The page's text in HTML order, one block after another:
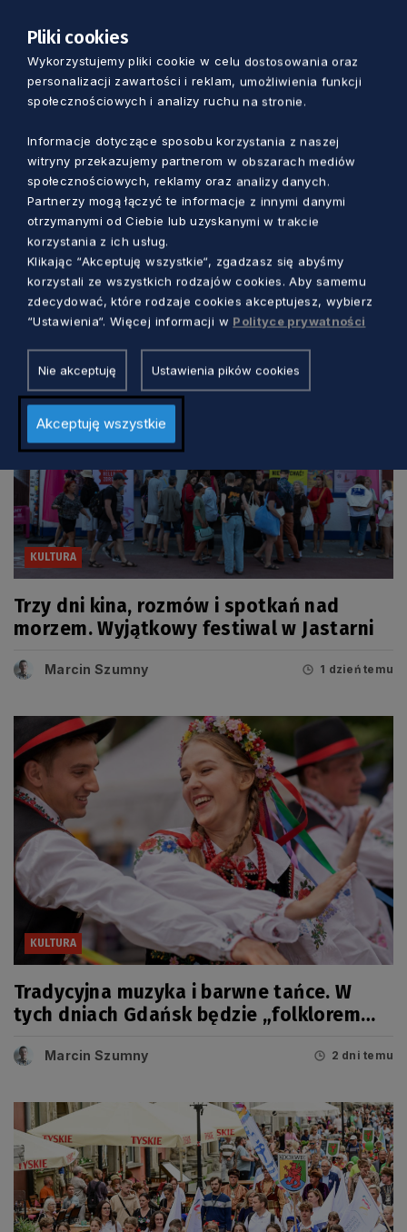
Zobacz również
KULTURA
Trzy dni kina, rozmów i spotkań nad
morzem. Wyjątkowy festiwal w Jastarni
Marcin Szumny 1 dzień temu
KULTURA
Tradycyjna muzyka i barwne tańce. W
tych dniach Gdańsk będzie „folklorem
Marcin Szumny 2 dni temu
Pliki cookies
Wykorzystujemy pliki cookie w celu dostosowania oraz
personalizacji zawartości i reklam, umożliwienia funkcji
społecznościowych i analizy ruchu na stronie.
Informacje dotyczące sposobu korzystania z naszej
witryny przekazujemy partnerom w obszarach mediów
społecznościowych, reklamy oraz analizy danych.
Partnerzy mogą łączyć te informacje z innymi danymi
otrzymanymi od Ciebie lub uzyskanymi w trakcie
korzystania z ich usług.
Klikając “Akceptuję wszystkie“, zgadzasz się abyśmy
korzystali ze wszystkich rodzajów cookies. Aby samemu
zdecydować, które rodzaje cookies akceptujesz, wybierz
“Ustawienia“. Więcej informacji w Polityce prywatności
Nie akceptuję Ustawienia pików cookies
Akceptuję wszystkie